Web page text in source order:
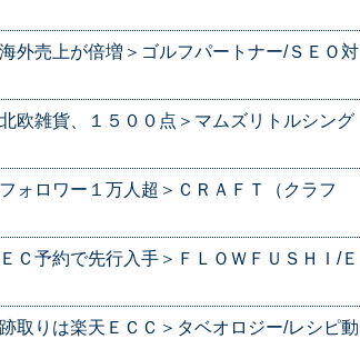
外売上が倍増＞ゴルフパートナー/ＳＥＯ対
欧雑貨、１５００点＞マムズリトルシング
ォロワー１万人超＞ＣＲＡＦＴ（クラフ
Ｃ予約で先行入手＞ＦＬＯＷＦＵＳＨＩ/Ｅ
取りは楽天ＥＣＣ＞タベオロジー/レシピ動